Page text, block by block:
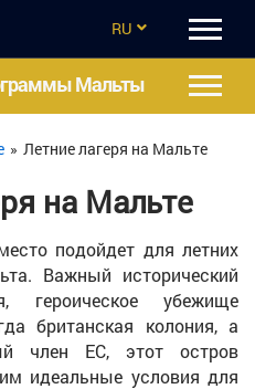
RU
CZ
ES
TR
Мальты
» Летние лагеря на Мальте
на Мальте
подойдет для летних
Важный исторический
героическое убежище
британская колония, а
член ЕС, этот остров
идеальные условия для